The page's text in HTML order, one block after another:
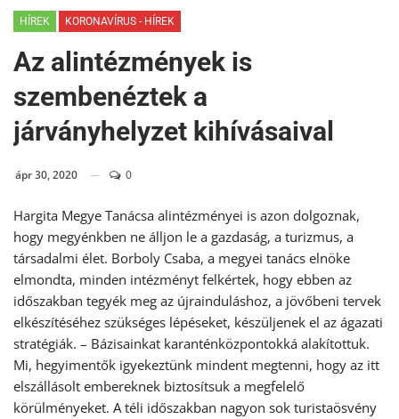
HÍREK KORONAVÍRUS - HÍREK
Az alintézmények is
szembenéztek a
járványhelyzet kihívásaival
ápr 30, 2020 0
Hargita Megye Tanácsa alintézményei is azon dolgoznak,
hogy megyénkben ne álljon le a gazdaság, a turizmus, a
társadalmi élet. Borboly Csaba, a megyei tanács elnöke
elmondta, minden intézményt felkértek, hogy ebben az
időszakban tegyék meg az újrainduláshoz, a jövőbeni tervek
elkészítéséhez szükséges lépéseket, készüljenek el az ágazati
stratégiák. – Bázisainkat karanténközpontokká alakítottuk.
Mi, hegyimentők igyekeztünk mindent megtenni, hogy az itt
elszállásolt embereknek biztosítsuk a megfelelő
körülményeket. A téli időszakban nagyon sok turistaösvény